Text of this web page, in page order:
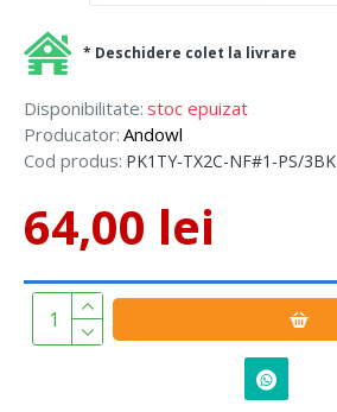
Disponibilitate: stoc epuizat
Producator: Andowl
Cod produs: PK1TY-TX2C-NF#1-PS/3BK
64,00 lei
* Deschidere colet la livrare